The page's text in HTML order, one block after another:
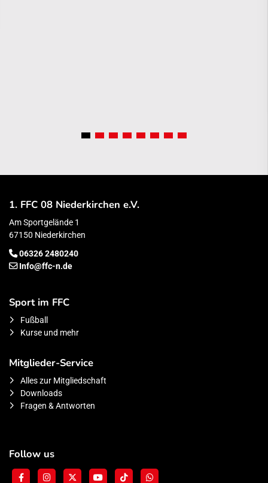
1. FFC 08 Niederkirchen e.V.
Am Sportgelände 1
67150 Niederkirchen
06326 2480240
Info@ffc-n.de
Sport im FFC
Fußball
Kurse und mehr
Mitglieder-Service
Alles zur Mitgliedschaft
Downloads
Fragen & Antworten
Follow us